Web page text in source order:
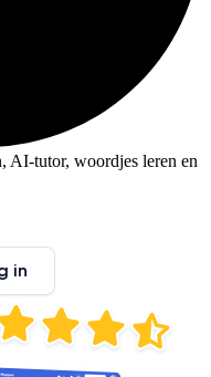
AI-tutor, woordjes leren en
in